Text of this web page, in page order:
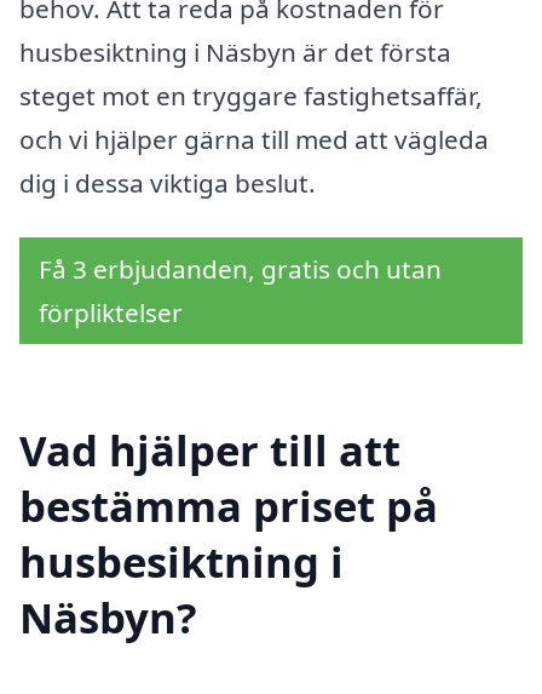
behov. Att ta reda på kostnaden för
husbesiktning i Näsbyn är det första
steget mot en tryggare fastighetsaffär,
och vi hjälper gärna till med att vägleda
dig i dessa viktiga beslut.
Få 3 erbjudanden, gratis och utan
förpliktelser
Vad hjälper till att
bestämma priset på
husbesiktning i
Näsbyn?